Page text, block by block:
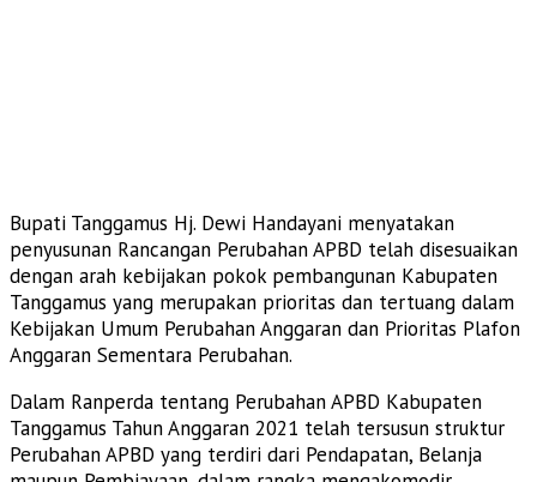
Bupati Tanggamus Hj. Dewi Handayani menyatakan
penyusunan Rancangan Perubahan APBD telah disesuaikan
dengan arah kebijakan pokok pembangunan Kabupaten
Tanggamus yang merupakan prioritas dan tertuang dalam
Kebijakan Umum Perubahan Anggaran dan Prioritas Plafon
Anggaran Sementara Perubahan.
Dalam Ranperda tentang Perubahan APBD Kabupaten
Tanggamus Tahun Anggaran 2021 telah tersusun struktur
Perubahan APBD yang terdiri dari Pendapatan, Belanja